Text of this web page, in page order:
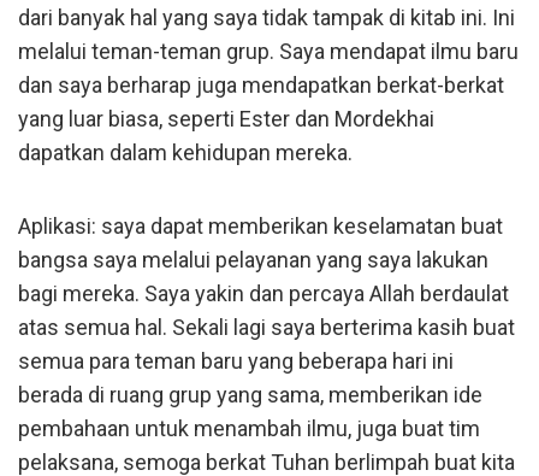
dari banyak hal yang saya tidak tampak di kitab ini. Ini
melalui teman-teman grup. Saya mendapat ilmu baru
dan saya berharap juga mendapatkan berkat-berkat
yang luar biasa, seperti Ester dan Mordekhai
dapatkan dalam kehidupan mereka.
Aplikasi: saya dapat memberikan keselamatan buat
bangsa saya melalui pelayanan yang saya lakukan
bagi mereka. Saya yakin dan percaya Allah berdaulat
atas semua hal. Sekali lagi saya berterima kasih buat
semua para teman baru yang beberapa hari ini
berada di ruang grup yang sama, memberikan ide
pembahaan untuk menambah ilmu, juga buat tim
pelaksana, semoga berkat Tuhan berlimpah buat kita